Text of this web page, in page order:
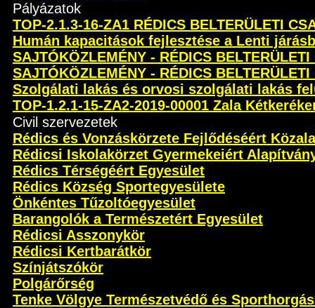
Pályázatok
TOP-2.1.3-16-ZA1 RÉDICS BELTERÜLETI
Humán kapacitások fejlesztése a Lenti
SAJTÓKÖZLEMÉNY - RÉDICS
SAJTÓKÖZLEMÉNY - RÉDICS
Szolgálati lakás és orvosi szolgálati lakás
TOP-1.2.1-15-ZA2-2019-00001 Zala
Civil szervezetek
Rédics és Vonzáskörzete Fejlődéséért
Rédicsi Iskolakörzet Gyermekeiért
Rédics Térségéért Egyesület
Rédics Község Sportegyesülete
Önkéntes Tűzoltóegyesület
Barangolók a Természetért Egyesület
Rédicsi Asszonykör
Rédicsi Kertbarátkör
Színjátszókör
Polgárőrség
Tenke Völgye Természetvédő és